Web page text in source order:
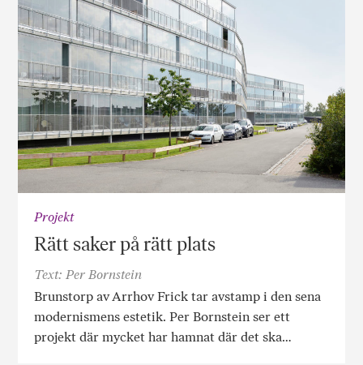
Projekt
Rätt saker på rätt plats
Text: Per Bornstein
Brunstorp av Arrhov Frick tar avstamp i den sena
modernismens estetik. Per Bornstein ser ett
projekt där mycket har hamnat där det ska…